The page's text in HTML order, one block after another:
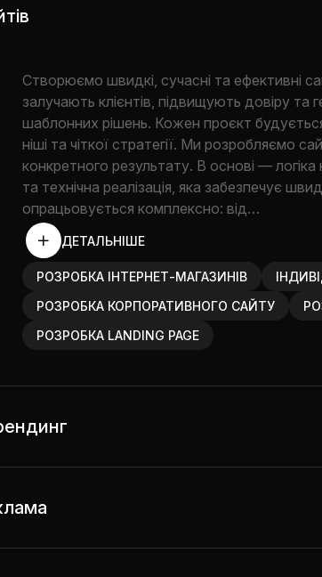
Створюємо швидкі, сучасні та ефективні
залучають клієнтів, підвищують довіру
шаблонних рішень. Кожен проєкт
ніші та чіткої стратегії. Ми розробляємо
конкретного результату. В основі —
та технічна реалізація, яка забезпечує
опрацьовується комплексно: від…
ДЕТАЛЬНІШЕ
РОЗРОБКА ІНТЕРНЕТ-МАГАЗИНІВ
РОЗРОБКА КОРПОРАТИВНОГО САЙТУ
РОЗРОБКА LANDING PAGE